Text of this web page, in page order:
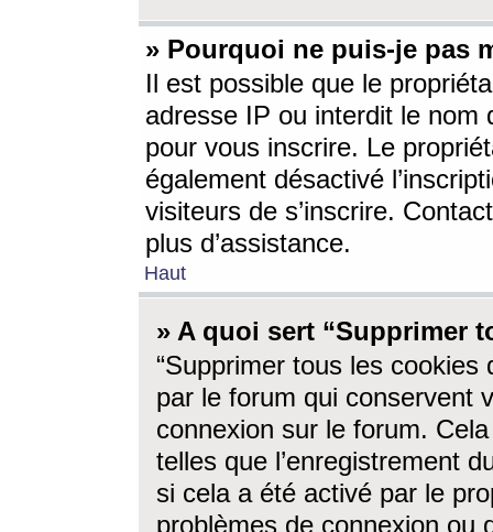
» Pourquoi ne puis-je pas
Il est possible que le
adresse IP ou interdit le nom
pour vous inscrire. Le
également désactivé
visiteurs de s’inscrire.
plus d’assistance.
Haut
» A quoi sert “Supprimer
“Supprimer tous les cookies
par le forum qui conservent
connexion sur le forum.
telles que l’enregistrement
si cela a été activé par le
problèmes de connexion ou